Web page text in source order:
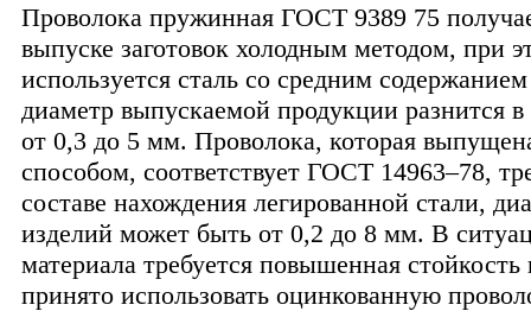
Проволока пружинная ГОСТ 9389 75
выпуске заготовок холодным методом, при
используется сталь со средним содержанием
диаметр выпускаемой продукции разнится в
от 0,3 до 5 мм. Проволока, которая
способом, соответствует ГОСТ 14963–78,
составе нахождения легированной стали,
изделий может быть от 0,2 до 8 мм. В
материала требуется повышенная стойкость
принято использовать оцинкованную